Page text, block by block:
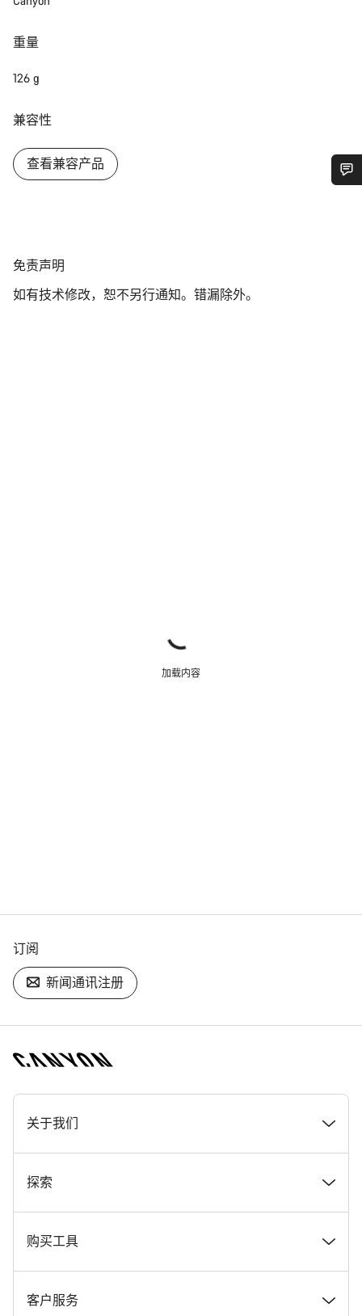
重量
126 g
兼容性
查看兼容产品
免
声
免责声明
如有技术修改，恕不另行通知。错漏除外。
加载内容
订阅
新闻通讯注册
[footer.linksList.title]
关于我们
奖项
在 Canyon 工作
Canyon 新闻发布室
探索
新闻和故事
提示和建议
购买工具
找到您梦寐以求的 Canyon 自行车
客户服务
开始聊天